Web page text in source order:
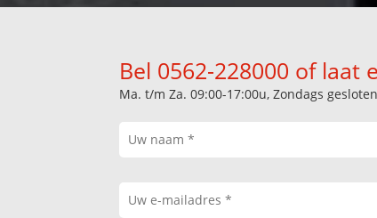
Bel 0562-228000 of
Ma. t/m Za. 09:00-17:00u, Zondags